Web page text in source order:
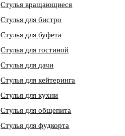
Стулья вращающиеся
Стулья для бистро
Стулья для буфета
Стулья для гостиной
Стулья для дачи
Стулья для кейтеринга
Стулья для кухни
Стулья для общепита
Стулья для фудкорта